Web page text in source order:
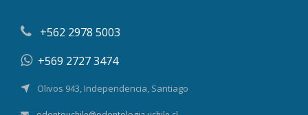
+562 2978 5003
+569 2727 3474
Olivos 943, Independencia, Santiago